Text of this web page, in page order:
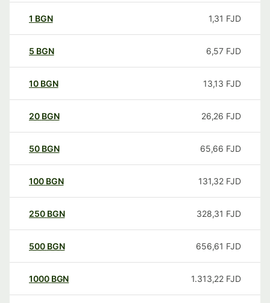
1 BGN 1,31 FJD
5 BGN 6,57 FJD
10 BGN 13,13 FJD
20 BGN 26,26 FJD
50 BGN 65,66 FJD
100 BGN 131,32 FJD
250 BGN 328,31 FJD
500 BGN 656,61 FJD
1000 BGN 1.313,22 FJD